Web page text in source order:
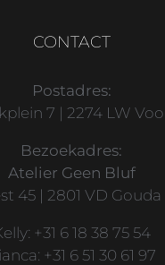
CONTACT
Postadres:
7 | 2274 LW
Bezoekadres:
Atelier Geen Bluf
45 | 2801 VD Gouda
+31 6 18 38 75 54
+31 6 51 30 61 97